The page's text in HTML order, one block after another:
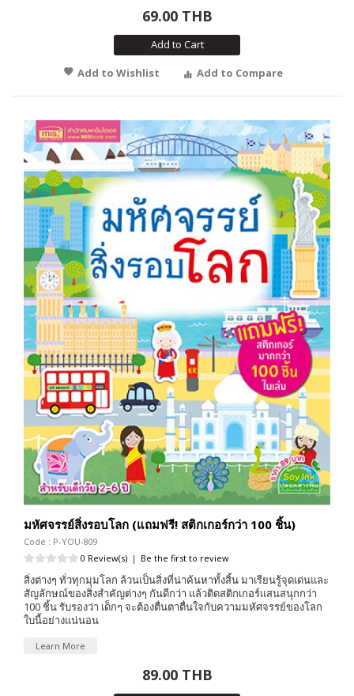
69.00 THB
Add to Cart
Add to Wishlist
Add to Compare
มหัศจรรย์สิ่งรอบโลก (แถมฟรี! สติกเกอร์กว่า 100 ชิ้น)
Code : P-YOU-809
0 Review(s) | Be the first to review
สิ่งต่างๆ ทั่วทุกมุมโลก ล้วนเป็นสิ่งที่น่าค้นหาทั้งสิ้น มาเรียนรู้จุดเด่นและ
สัญลักษณ์ของสิ่งสำคัญต่างๆ กันดีกว่า แล้วติดสติกเกอร์แสนสนุกกว่า
100 ชิ้น รับรองว่า เด็กๆ จะต้องตื่นตาตื่นใจกับความมหัศจรรย์ของโลก
ใบนี้อย่างแน่นอน
Learn More
89.00 THB